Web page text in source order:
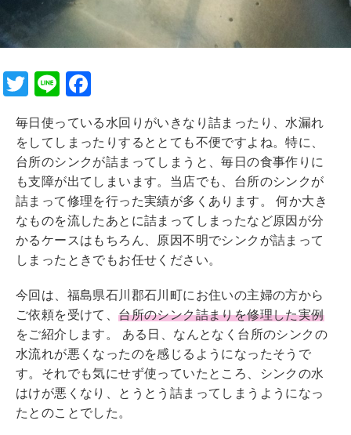
T
tt
er
Li
e c
e
b
o
o
k
毎日使っている水回りがいきなり詰まったり、水漏れ
をしてしまったりするととても不便ですよね。特に、
台所のシンクが詰まってしまうと、毎日の食事作りに
も支障が出てしまいます。当店でも、台所のシンクが
詰まって修理を行った実績が多くあります。 何か大き
なものを流したあとに詰まってしまったなど原因が分
かるケースはもちろん、原因不明でシンクが詰まって
しまったときでもお任せください。
今回は、福島県石川郡石川町にお住いの主婦の方から
ご依頼を受けて、台所のシンク詰まりを修理した実例
をご紹介します。 ある日、なんとなく台所のシンクの
水流れが悪くなったのを感じるようになったそうで
す。それでも気にせず使っていたところ、シンクの水
はけが悪くなり、とうとう詰まってしまうようになっ
たとのことでした。